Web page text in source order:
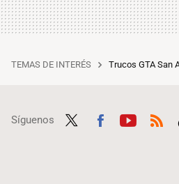
TEMAS DE INTERÉS Trucos GTA San
Síguenos